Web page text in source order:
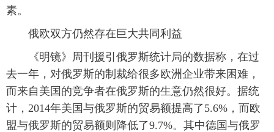
素。
俄欧双方仍然存在巨大共同利益
《明镜》周刊援引俄罗斯统计局的数据称，在过
去一年，对俄罗斯的制裁给很多欧洲企业带来困难，
而来自美国的竞争者在俄罗斯的生意仍然很好。据统
计，2014年美国与俄罗斯的贸易额提高了5.6%，而欧
盟与俄罗斯的贸易额则降低了9.7%。其中德国与俄罗